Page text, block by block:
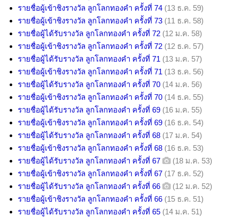
รายชื่อผู้เข้าชิงรางวัล ลูกโลกทองคำ ครั้งที่ 74 (13 ธ.ค. 59)
รายชื่อผู้เข้าชิงรางวัล ลูกโลกทองคำ ครั้งที่ 73 (11 ธ.ค. 58)
รายชื่อผู้ได้รับรางวัล ลูกโลกทองคำ ครั้งที่ 72 (12 ม.ค. 58)
รายชื่อผู้เข้าชิงรางวัล ลูกโลกทองคำ ครั้งที่ 72 (12 ธ.ค. 57)
รายชื่อผู้ได้รับรางวัล ลูกโลกทองคำ ครั้งที่ 71 (13 ม.ค. 57)
รายชื่อผู้เข้าชิงรางวัล ลูกโลกทองคำ ครั้งที่ 71 (13 ธ.ค. 56)
รายชื่อผู้ได้รับรางวัล ลูกโลกทองคำ ครั้งที่ 70 (14 ม.ค. 56)
รายชื่อผู้เข้าชิงรางวัล ลูกโลกทองคำ ครั้งที่ 70 (14 ธ.ค. 55)
รายชื่อผู้ได้รับรางวัล ลูกโลกทองคำ ครั้งที่ 69 (16 ม.ค. 55)
รายชื่อผู้เข้าชิงรางวัล ลูกโลกทองคำ ครั้งที่ 69 (16 ธ.ค. 54)
รายชื่อผู้ได้รับรางวัล ลูกโลกทองคำ ครั้งที่ 68 (17 ม.ค. 54)
รายชื่อผู้เข้าชิงรางวัล ลูกโลกทองคำ ครั้งที่ 68 (16 ธ.ค. 53)
รายชื่อผู้ได้รับรางวัล ลูกโลกทองคำ ครั้งที่ 67
(18 ม.ค. 53)
รายชื่อผู้เข้าชิงรางวัล ลูกโลกทองคำ ครั้งที่ 67 (17 ธ.ค. 52)
รายชื่อผู้ได้รับรางวัล ลูกโลกทองคำ ครั้งที่ 66
(12 ม.ค. 52)
รายชื่อผู้เข้าชิงรางวัล ลูกโลกทองคำ ครั้งที่ 66 (15 ธ.ค. 51)
รายชื่อผู้ได้รับรางวัล ลูกโลกทองคำ ครั้งที่ 65 (14 ม.ค. 51)